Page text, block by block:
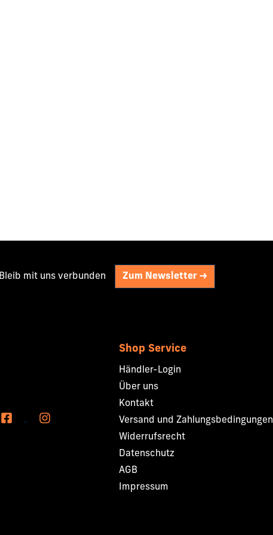
Bleib mit uns verbunden Zum Newsletter ->
Shop Service
Händler-Login
Über uns
Kontakt
Versand und Zahlungsbedingungen
Widerrufsrecht
Datenschutz
AGB
Impressum